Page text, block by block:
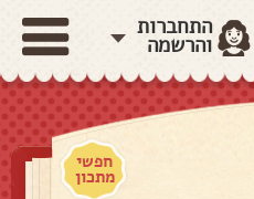
התחברות
והרשמה
חפשי
מתכון